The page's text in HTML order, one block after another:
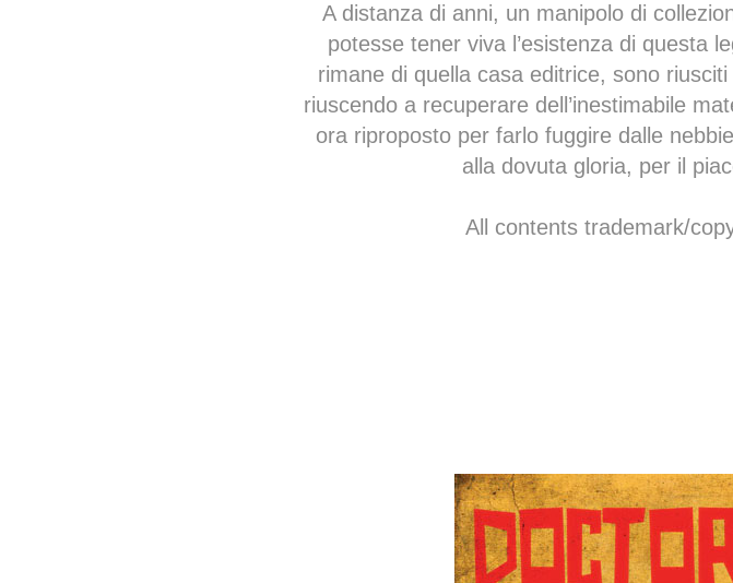
A distanza di anni, un manipolo di
potesse tener viva l’esistenza di questa
rimane di quella casa editrice, sono
riuscendo a recuperare dell’inestimabile
ora riproposto per farlo fuggire dalle
alla dovuta gloria, per il
All contents trademark/